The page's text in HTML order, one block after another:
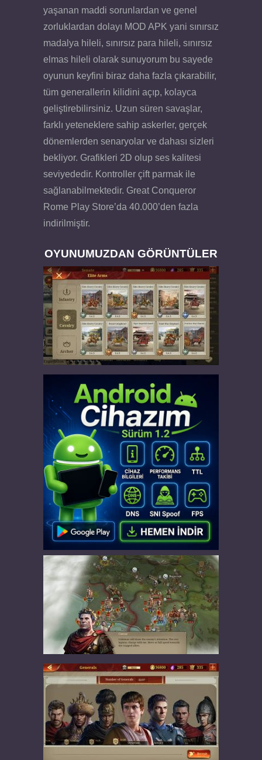
yaşanan maddi sorunlardan ve genel
zorluklardan dolayı MOD APK yani sınırsız
madalya hileli, sınırsız para hileli, sınırsız
elmas hileli olarak sunuyorum bu sayede
oyunun keyfini biraz daha fazla çıkarabilir,
tüm generallerin kilidini açıp, kolayca
geliştirebilirsiniz. Uzun süren savaşlar,
farklı yeteneklere sahip askerler, gerçek
dönemlerden senaryolar ve dahası sizleri
bekliyor. Grafikleri 2D olup ses kalitesi
seviyededir. Kontroller çift parmak ile
sağlanabilmektedir. Great Conqueror
Rome Play Store’da 40.000’den fazla
indirilmiştir.
OYUNUMUZDAN GÖRÜNTÜLER